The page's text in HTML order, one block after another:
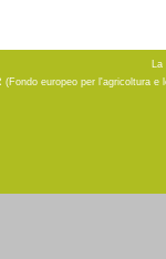
La
europeo per l'agricoltura